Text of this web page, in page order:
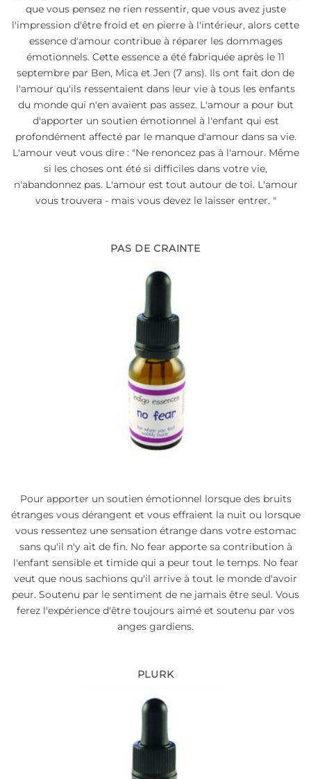
que vous pensez ne rien ressentir, que vous avez juste
l'impression d'être froid et en pierre à l'intérieur, alors cette
essence d'amour contribue à réparer les dommages
émotionnels. Cette essence a été fabriquée après le 11
septembre par Ben, Mica et Jen (7 ans). Ils ont fait don de
l'amour qu'ils ressentaient dans leur vie à tous les enfants
du monde qui n'en avaient pas assez. L'amour a pour but
d'apporter un soutien émotionnel à l'enfant qui est
profondément affecté par le manque d'amour dans sa vie.
L'amour veut vous dire : "Ne renoncez pas à l'amour. Même
si les choses ont été si difficiles dans votre vie,
n'abandonnez pas. L'amour est tout autour de toi. L'amour
vous trouvera - mais vous devez le laisser entrer. "
PAS DE CRAINTE
Pour apporter un soutien émotionnel lorsque des bruits
étranges vous dérangent et vous effraient la nuit ou lorsque
vous ressentez une sensation étrange dans votre estomac
sans qu'il n'y ait de fin. No fear apporte sa contribution à
l'enfant sensible et timide qui a peur tout le temps. No fear
veut que nous sachions qu'il arrive à tout le monde d'avoir
peur. Soutenu par le sentiment de ne jamais être seul. Vous
ferez l'expérience d'être toujours aimé et soutenu par vos
anges gardiens.
PLURK